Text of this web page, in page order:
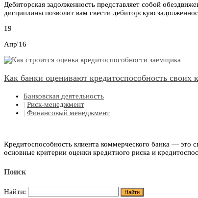
Дебиторская задолженность представляет собой
дисциплины позволит вам свести дебиторскую
19
Апр'16
Как банки оценивают кредитоспособность своих
Банковская деятельность
| Риск-менеджмент
| Финансовый менеджмент
Кредитоспособность клиента коммерческого банка — это
основные критерии оценки кредитного риска и
Поиск
Найти: